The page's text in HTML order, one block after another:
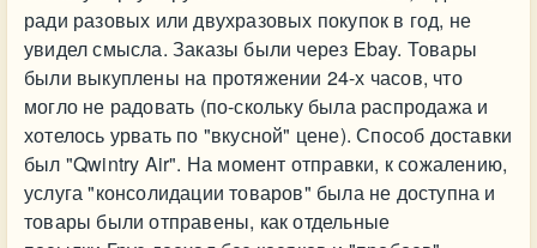
ради разовых или двухразовых покупок в год, не
увидел смысла. Заказы были через Ebay. Товары
были выкуплены на протяжении 24-х часов, что
могло не радовать (по-скольку была распродажа и
хотелось урвать по "вкусной" цене). Способ доставки
был "Qwintry Air". На момент отправки, к сожалению,
услуга "консолидации товаров" была не доступна и
товары были отправены, как отдельные